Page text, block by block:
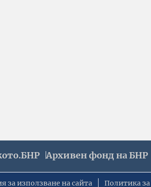
Архивен фонд на БНР
за използване на сайта Политика